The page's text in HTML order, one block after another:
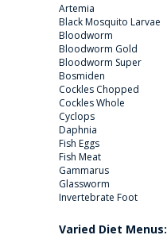
Artemia
Black Mosquito Larvae
Bloodworm
Bloodworm Gold
Bloodworm Super
Bosmiden
Cockles Chopped
Cockles Whole
Cyclops
Daphnia
Fish Eggs
Fish Meat
Gammarus
Glassworm
Invertebrate Foot
Varied Diet Menus: